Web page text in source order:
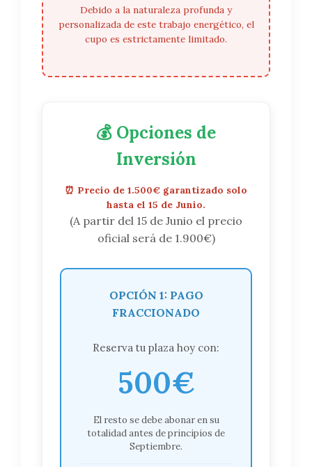
Debido a la naturaleza profunda y
personalizada de este trabajo energético, el
cupo es estrictamente limitado.
💰 Opciones de
Inversión
⏰ Precio de 1.500€ garantizado solo
hasta el 15 de Junio.
(A partir del 15 de Junio el precio
oficial será de 1.900€)
OPCIÓN 1: PAGO
FRACCIONADO
Reserva tu plaza hoy con:
500€
El resto se debe abonar en su
totalidad antes de principios de
Septiembre.